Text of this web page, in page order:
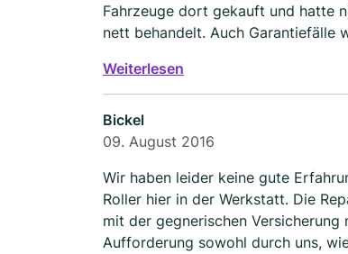
Fahrzeuge dort gekauft und hatte
nett behandelt. Auch Garantiefälle
Mayer
Weiterlesen
Bickel
09. August 2016
Wir haben leider keine gute
Roller hier in der Werkstatt. Die
mit der gegnerischen
Aufforderung sowohl durch uns,